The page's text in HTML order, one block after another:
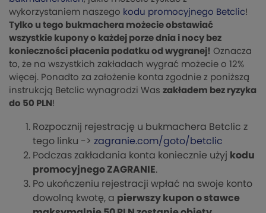
wykorzystaniem naszego kodu promocyjnego Betclic!
Tylko u tego bukmachera możecie obstawiać
wszystkie kupony o każdej porze dnia i nocy bez
konieczności płacenia podatku od wygranej! Oznacza
to, że na wszystkich zakładach wygrać możecie o 12%
więcej. Ponadto za założenie konta zgodnie z poniższą
instrukcją Betclic wynagrodzi Was zakładem bez ryzyka
do 50 PLN !
Rozpocznij rejestrację u bukmachera Betclic z
tego linku -> zagranie.com/goto/betclic
Podczas zakładania konta koniecznie użyj kodu
promocyjnego ZAGRANIE.
Po ukończeniu rejestracji wpłać na swoje konto
dowolną kwotę, a pierwszy kupon o stawce